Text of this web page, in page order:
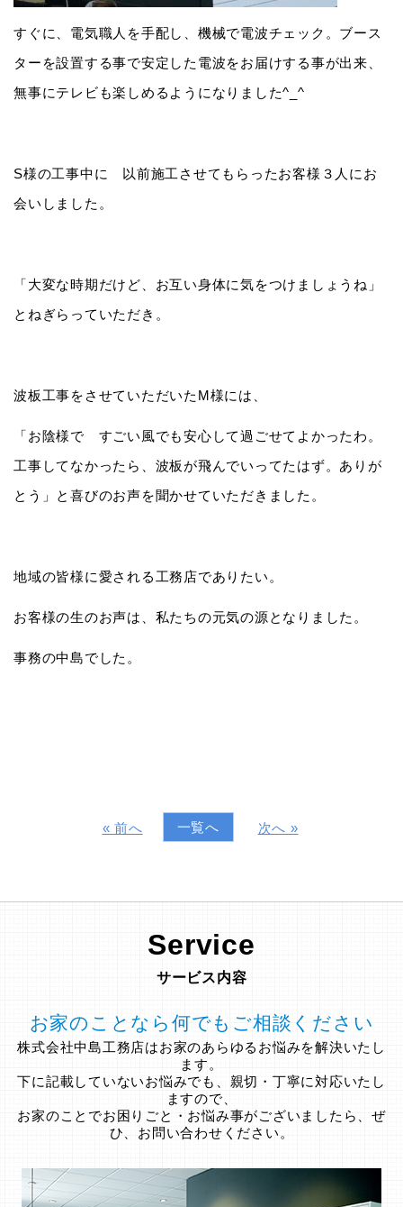
すぐに、電気職人を手配し、機械で電波チェック。ブース
ターを設置する事で安定した電波をお届けする事が出来、
無事にテレビも楽しめるようになりました^_^
S様の工事中に 以前施工させてもらったお客様３人にお
会いしました。
「大変な時期だけど、お互い身体に気をつけましょうね」
とねぎらっていただき。
波板工事をさせていただいたM様には、
「お陰様で すごい風でも安心して過ごせてよかったわ。
工事してなかったら、波板が飛んでいってたはず。ありが
とう」と喜びのお声を聞かせていただきました。
地域の皆様に愛される工務店でありたい。
お客様の生のお声は、私たちの元気の源となりました。
事務の中島でした。
« 前へ 一覧へ 次へ »
Service
サービス内容
お家のことなら何でもご相談ください
株式会社中島工務店はお家のあらゆるお悩みを解決いたし
ます。
下に記載していないお悩みでも、親切・丁寧に対応いたし
ますので、
お家のことでお困りごと・お悩み事がございましたら、ぜ
ひ、お問い合わせください。